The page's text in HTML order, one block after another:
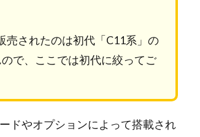
売されたのは初代「C11系」の
で、ここでは初代に絞ってご
ドやオプションによって搭載され